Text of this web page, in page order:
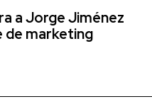
a Jorge Jiménez
de marketing